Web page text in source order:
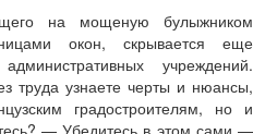
на мощеную булыжником
окон, скрывается еще
учреждений.
труда узнаете черты и нюансы,
градостроителям, но и
— Убедитесь в этом сами —